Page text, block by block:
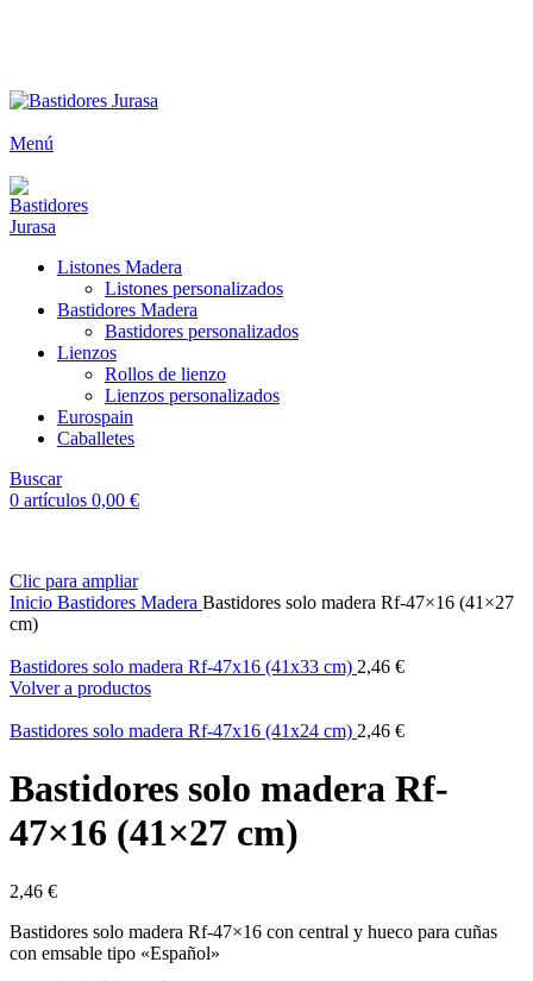
Menú
Listones Madera
Listones personalizados
Bastidores Madera
Bastidores personalizados
Lienzos
Rollos de lienzo
Lienzos personalizados
Eurospain
Caballetes
Buscar
0 artículos 0,00 €
Clic para ampliar
Inicio Bastidores Madera Bastidores solo madera Rf-47×16 (41×27
cm)
Bastidores solo madera Rf-47x16 (41x33 cm) 2,46 €
Volver a productos
Bastidores solo madera Rf-47x16 (41x24 cm) 2,46 €
Bastidores solo madera Rf-
47×16 (41×27 cm)
2,46 €
Bastidores solo madera Rf-47×16 con central y hueco para cuñas
con emsable tipo «Español»